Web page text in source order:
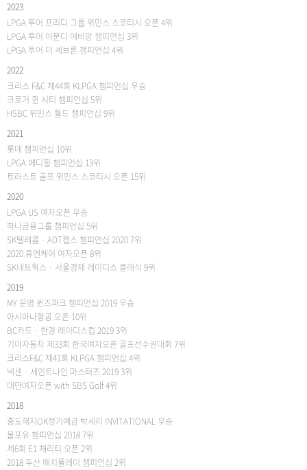
2023
LPGA 투어 프리디 그룹 위민스 스코티시 오픈 4위
LPGA 투어 아문디 에비앙 챔피언십 3위
LPGA 투어 더 셰브론 챔피언십 4위
2022
크리스 F&C 제44회 KLPGA 챔피언십 우승
크로거 퀸 시티 챔피언십 5위
HSBC 위민스 월드 챔피언십 9위
2021
롯데 챔피언십 10위
LPGA 메디힐 챔피언십 13위
트러스트 골프 위민스 스코티시 오픈 15위
2020
LPGA US 여자오픈 우승
하나금융그룹 챔피언십 5위
SK텔레콤 · ADT캡스 챔피언십 2020 7위
2020 휴엔케어 여자오픈 8위
SK네트웍스 · 서울경제 레이디스 클래식 9위
2019
MY 문영 퀸즈파크 챔피언십 2019 우승
아시아나항공 오픈 10위
BC카드 · 한경 레이디스컵 2019 3위
기아자동차 제33회 한국여자오픈 골프선수권대회 7위
크리스F&C 제41회 KLPGA 챔피언십 4위
넥센 · 세인트나인 마스터즈 2019 3위
대만여자오픈 with SBS Golf 4위
2018
중도해지OK정기예금 박세리 INVITATIONAL 우승
올포유 챔피언십 2018 7위
제6회 E1 채리티 오픈 2위
2018 두산 매치플레이 챔피언십 2위